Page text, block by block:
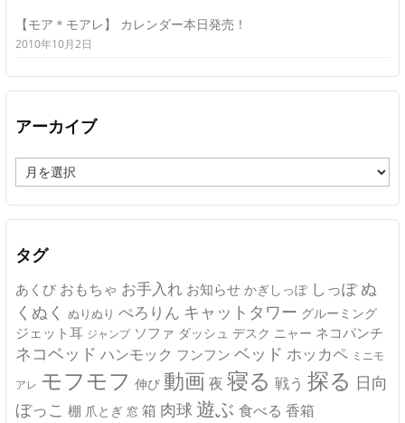
【モア＊モアレ】 カレンダー本日発売！
2010年10月2日
アーカイブ
ー
カ
イ
タグ
あくび おもちゃ お手入れ お知らせ かぎしっぽ しっぽ ぬ
くぬく ぬりぬり ぺろりん キャットタワー グルーミング
ジェット耳 ジャンプ ソファ ダッシュ デスク ニャー ネコパンチ
ネコベッド ハンモック フンフン ベッド ホッカペ ミニモ
アレ モフモフ 伸び 動画 夜 寝る 戦う 探る 日向
ぼっこ 棚 爪とぎ 窓 箱 肉球 遊ぶ 食べる 香箱